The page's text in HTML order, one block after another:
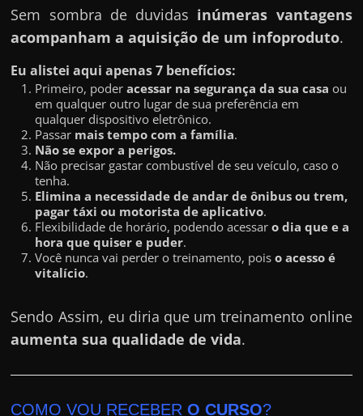
Sem sombra de duvidas inúmeras vantagens
acompanham a aquisição de um infoproduto.
Eu alistei aqui apenas 7 benefícios:
Primeiro, poderacessar na segurança da sua casa ou
em qualquer outro lugar de sua preferência em
qualquer dispositivo eletrônico.
Passar mais tempo com a família.
Não se expor a perigos.
Não precisar gastar combustível de seu veículo, caso o
tenha.
Elimina a necessidade de andar de ônibus ou trem,
pagar táxi ou motorista de aplicativo.
Flexibilidade de horário, podendo acessaro dia que e a
hora que quiser e puder.
Você nunca vai perder o treinamento, poiso acesso é
vitalício.
Sendo Assim, eu diria que um treinamento online
aumenta sua qualidade de vida.
COMO VOU RECEBERO CURSO?